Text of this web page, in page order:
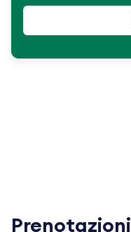
Prenotazioni